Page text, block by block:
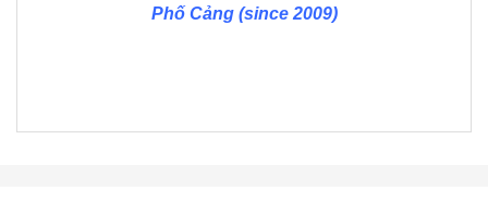
Phố Cảng (since 2009)